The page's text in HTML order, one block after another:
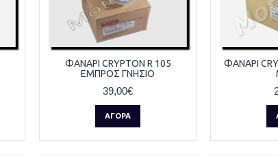
ΦΑΝΑΡΙ CRYPTON R 105
ΕΜΠΡΟΣ ΓΝΗΣΙΟ
39,00€
ΑΓΟΡΆ
ΦΑΝΑΡΙ